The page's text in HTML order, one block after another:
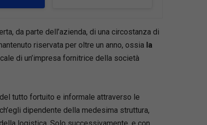
controversie di lavoro, vi è
negoziazione assistita, che non si
condizione di procedibilità della
bensì quale mera facoltà attribuita
di licenziamento.
tutte le novità più recenti, tra cui la
da parte dell’azienda, di una circostanza di
riservata per oltre un anno, ossia la
di un’impresa fornitrice della società
tutto fortuito e informale attraverso le
dipendente della medesima struttura,
logistica. Solo successivamente, e con